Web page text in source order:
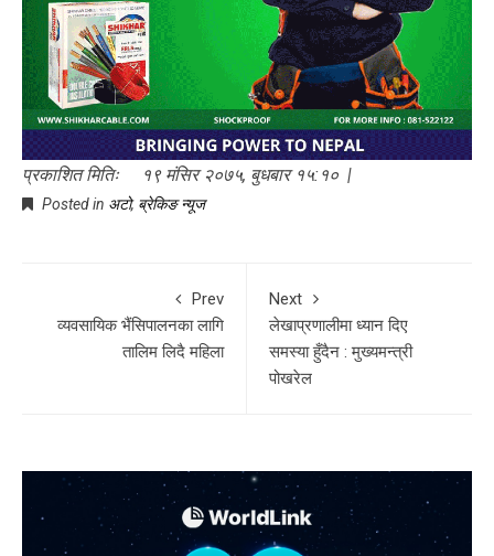
प्रकाशित मितिः १९ मंसिर २०७५, बुधबार १५:१० |
Posted in अटो, ब्रेकिङ न्यूज
Prev
व्यवसायिक भैंसिपालनका लागि
तालिम लिदै महिला
Next
लेखाप्रणालीमा ध्यान दिए
समस्या हुँदैन : मुख्यमन्त्री
पोखरेल